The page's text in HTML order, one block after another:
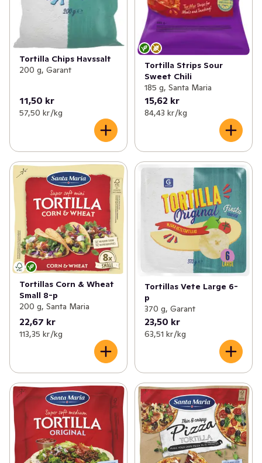
Tortilla Chips Havssalt
200 g, Garant
11,50 kr
57,50 kr /kg
Tortilla Strips Sour
Sweet Chili
185 g, Santa Maria
15,62 kr
84,43 kr /kg
Tortillas Corn & Wheat
Small 8-p
200 g, Santa Maria
22,67 kr
113,35 kr /kg
Tortillas Vete Large 6-
p
370 g, Garant
23,50 kr
63,51 kr /kg